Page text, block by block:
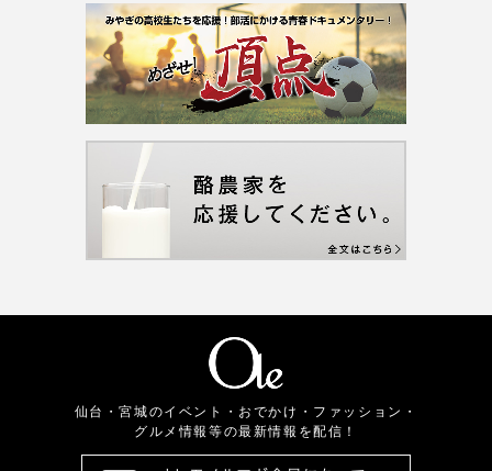
仙台・宮城のイベント・おでかけ・ファッション・
グルメ情報等の最新情報を配信！